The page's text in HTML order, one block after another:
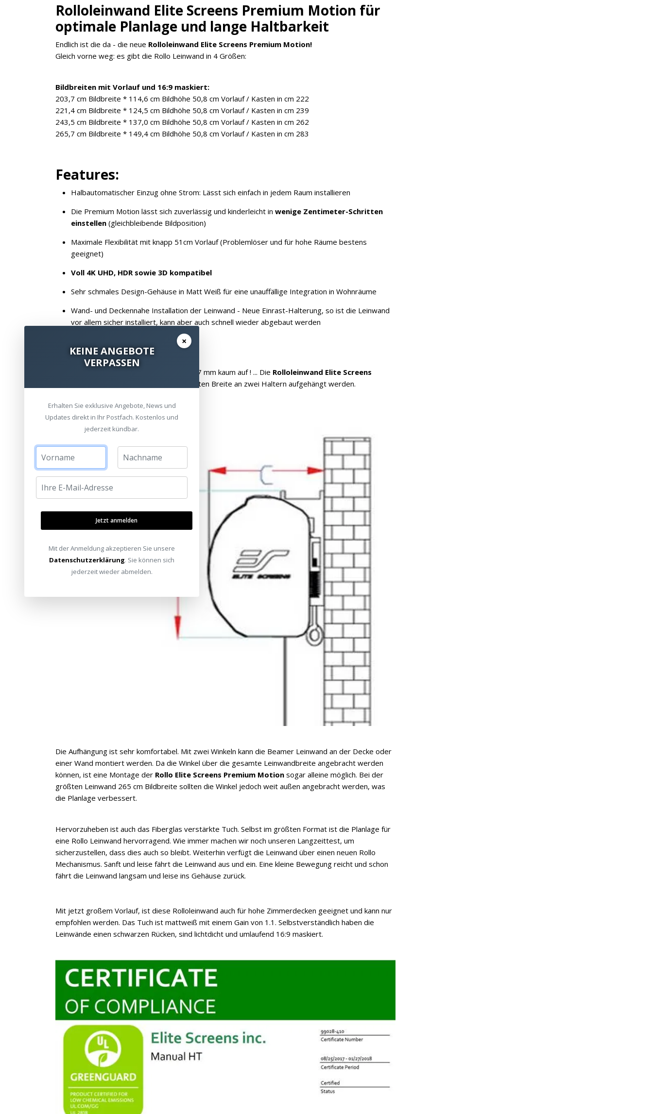
Rolloleinwand Elite Screens Premium Motion für
optimale Planlage und lange Haltbarkeit
Endlich ist die da - die neue Rolloleinwand Elite Screens Premium Motion!
Gleich vorne weg: es gibt die Rollo Leinwand in 4 Größen:
Bildbreiten mit Vorlauf und 16:9 maskiert:
203,7 cm Bildbreite * 114,6 cm Bildhöhe 50,8 cm Vorlauf / Kasten in cm 222
221,4 cm Bildbreite * 124,5 cm Bildhöhe 50,8 cm Vorlauf / Kasten in cm 239
243,5 cm Bildbreite * 137,0 cm Bildhöhe 50,8 cm Vorlauf / Kasten in cm 262
265,7 cm Bildbreite * 149,4 cm Bildhöhe 50,8 cm Vorlauf / Kasten in cm 283
Features:
Halbautomatischer Einzug ohne Strom: Lässt sich einfach in jedem Raum installieren
Die Premium Motion lässt sich zuverlässig und kinderleicht in wenige Zentimeter-Schritten
einstellen (gleichbleibende Bildposition)
Maximale Flexibilität mit knapp 51cm Vorlauf (Problemlöser und für hohe Räume bestens
geeignet)
Voll 4K UHD, HDR sowie 3D kompatibel
Sehr schmales Design-Gehäuse in Matt Weiß für eine unauffällige Integration in Wohnräume
Wand- und Deckennahe Installation der Leinwand - Neue Einrast-Halterung, so ist die Leinwand
vor allem sicher installiert, kann aber auch schnell wieder abgebaut werden
Die Wand- bzw. Deckenhalter tragen mit 17 mm kaum auf ! ... Die Rolloleinwand Elite Screens
kann entlang der gesamten Breite an zwei Haltern aufgehängt werden.
Die Aufhängung ist sehr komfortabel. Mit zwei Winkeln kann die Beamer Leinwand an der Decke oder
einer Wand montiert werden. Da die Winkel über die gesamte Leinwandbreite angebracht werden
können, ist eine Montage der Rollo Elite Screens Premium Motion sogar alleine möglich. Bei der
größten Leinwand 265 cm Bildbreite sollten die Winkel jedoch weit außen angebracht werden, was
die Planlage verbessert.
Hervorzuheben ist auch das Fiberglas verstärkte Tuch. Selbst im größten Format ist die Planlage für
eine Rollo Leinwand hervorragend. Wie immer machen wir noch unseren Langzeittest, um
sicherzustellen, dass dies auch so bleibt. Weiterhin verfügt die Leinwand über einen neuen Rollo
Mechanismus. Sanft und leise fährt die Leinwand aus und ein. Eine kleine Bewegung reicht und schon
fährt die Leinwand langsam und leise ins Gehäuse zurück.
Mit jetzt großem Vorlauf, ist diese Rolloleinwand auch für hohe Zimmerdecken geeignet und kann nur
empfohlen werden. Das Tuch ist mattweiß mit einem Gain von 1.1. Selbstverständlich haben die
Leinwände einen schwarzen Rücken, sind lichtdicht und umlaufend 16:9 maskiert.
×
KEINE ANGEBOTE
VERPASSEN
Erhalten Sie exklusive Angebote, News und
Updates direkt in Ihr Postfach. Kostenlos und
jederzeit kündbar.
Jetzt anmelden
Mit der Anmeldung akzeptieren Sie unsere
Datenschutzerklärung. Sie können sich
jederzeit wieder abmelden.